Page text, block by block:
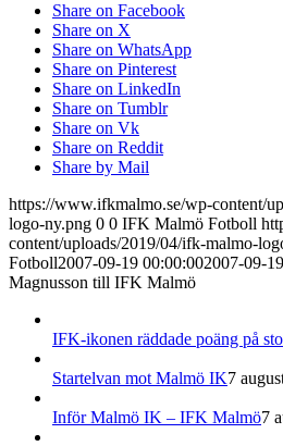
Share on Facebook
Share on X
Share on WhatsApp
Share on Pinterest
Share on LinkedIn
Share on Tumblr
Share on Vk
Share on Reddit
Share by Mail
https://www.ifkmalmo.se/wp-content/
logo-ny.png 0 0 IFK Malmö Fotboll
content/uploads/2019/04/ifk-malmo-
Fotboll2007-09-19 00:00:002007-09-
Magnusson till IFK Malmö
IFK-ikonen räddade poäng på
Startelvan mot Malmö IK7
Inför Malmö IK – IFK Malmö7